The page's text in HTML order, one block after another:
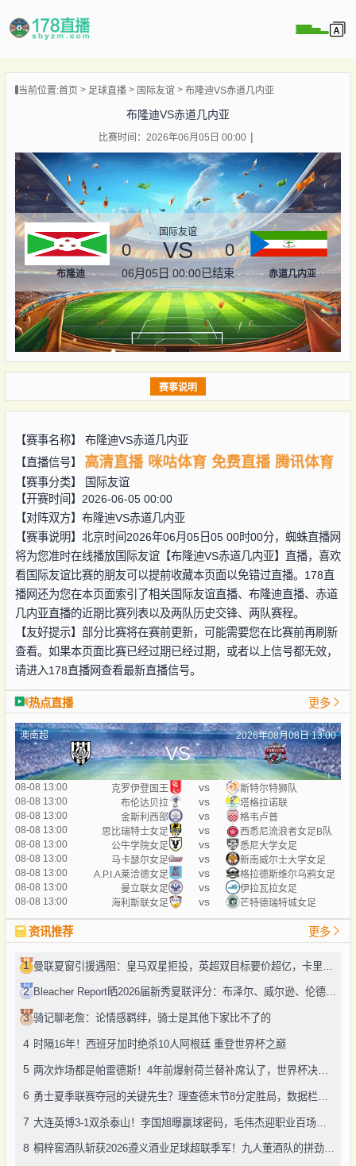
当前位置:首页 足球直播 国际友谊 布隆迪VS赤道几内亚
布隆迪VS赤道几内亚
比赛时间：2026年06月05日 00:00
布隆迪
国际友谊
0 VS 0
06月05日 00:00已结束 赤道几内亚
赛事说明
【赛事名称】 布隆迪VS赤道几内亚
【直播信号】
高清直播 咪咕体育 免费直播 腾讯体育
【赛事分类】
国际友谊
【开赛时间】2026-06-05 00:00
【对阵双方】 布隆迪VS赤道几内亚
【赛事说明】北京时间2026年06月05日05 00时00分，蜘蛛直播网
将为您准时在线播放国际友谊【布隆迪VS赤道几内亚】直播，喜欢
看国际友谊比赛的朋友可以提前收藏本页面以免错过直播。178直
播网还为您在本页面索引了相关国际友谊直播、布隆迪直播、赤道
几内亚直播的近期比赛列表以及两队历史交锋、两队赛程。
【友好提示】部分比赛将在赛前更新，可能需要您在比赛前再刷新
查看。如果本页面比赛已经过期已经过期，或者以上信号都无效，
请进入178直播网查看最新直播信号。
热点直播 更多
澳南超 2026年08月08日 13:00
VS
08-08 13:00 克罗伊登国王 vs
斯特尔特狮队
08-08 13:00
布伦达贝拉 vs
塔格拉诺联
08-08 13:00
金斯利西部 vs
格韦卢普
08-08 13:00
思比瑞特士女足 vs
西悉尼流浪者女足B队
08-08 13:00
公牛学院女足 vs
悉尼大学女足
08-08 13:00
马卡瑟尔女足 vs
新南威尔士大学女足
08-08 13:00
A.P.I.A莱洽德女足 vs
格拉德斯维尔乌鸦女足
08-08 13:00
曼立联女足 vs
伊拉瓦拉女足
08-08 13:00
海利斯联女足 vs 芒特德瑞特城女足
资讯推荐 更多
1
2 Bleacher Report晒2026届新秀夏联评分：布泽尔、威尔逊、伦德博格摘A
3 骑记聊老詹：论情感羁绊，骑士是其他下家比不了的
4 时隔16年！西班牙加时绝杀10人阿根廷 重登世界杯之巅
5 两次炸场都是帕雷德斯！4年前爆射荷兰替补席认了，世界杯决赛再演冲突
6
7 大连英博3-1双杀泰山！李国旭曝赢球密码，毛伟杰迎职业百场里程碑
8 桐梓窖酒队斩获2026遵义酒业足球超联季军！九人董酒队的拼劲太戳人